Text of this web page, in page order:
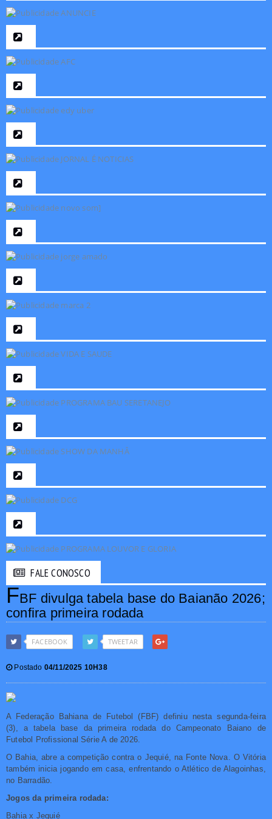
FALE CONOSCO
FBF divulga tabela base do Baianão 2026;
confira primeira rodada
FACEBOOK TWEETAR
Postado 04/11/2025 10H38
A Federação Bahiana de Futebol (FBF) definiu nesta segunda-feira
(3), a tabela base da primeira rodada do Campeonato Baiano de
Futebol Profissional Série A de 2026.
O Bahia, abre a competição contra o Jequié, na Fonte Nova. O Vitória
também inicia jogando em casa, enfrentando o Atlético de Alagoinhas,
no Barradão.
Jogos da primeira rodada:
Bahia x Jequié